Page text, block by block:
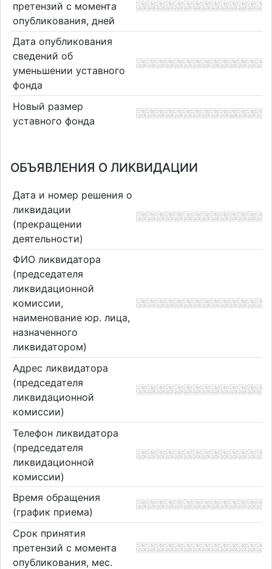
претензий с момента
опубликования, дней
Дата опубликования
сведений об
уменьшении уставного
фонда
Новый размер
уставного фонда
ОБЪЯВЛЕНИЯ О ЛИКВИДАЦИИ
Дата и номер решения о
ликвидации
(прекращении
деятельности)
ФИО ликвидатора
(председателя
ликвидационной
комиссии,
наименование юр. лица,
назначенного
ликвидатором)
Адрес ликвидатора
(председателя
ликвидационной
комиссии)
Телефон ликвидатора
(председателя
ликвидационной
комиссии)
Время обращения
(график приема)
Срок принятия
претензий с момента
опубликования, мес.